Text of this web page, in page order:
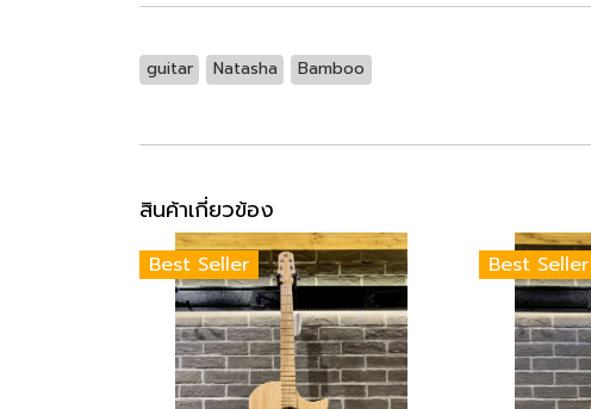
guitar Natasha Bamboo
สินค้าเกี่ยวข้อง
Best Seller Best Seller